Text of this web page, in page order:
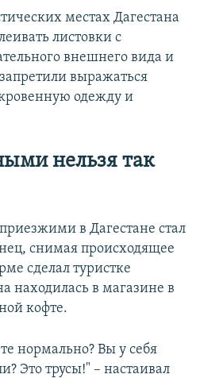
местах Дагестана
листовки с
внешнего вида и
выражаться
одежду и
нельзя так
в Дагестане стал
снимая происходящее
сделал туристке
находилась в магазине в
кофте.
нормально? Вы у себя
Это трусы!" – настаивал